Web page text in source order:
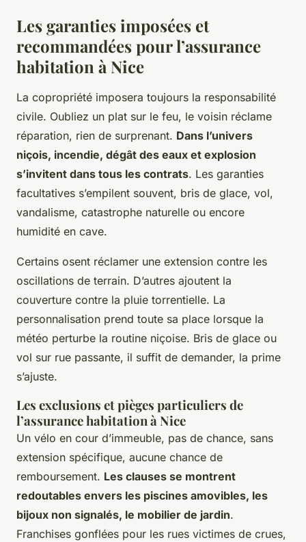
Les garanties imposées et
recommandées pour l’assurance
habitation à Nice
La copropriété imposera toujours la responsabilité
civile. Oubliez un plat sur le feu, le voisin réclame
réparation, rien de surprenant. Dans l’univers
niçois, incendie, dégât des eaux et explosion
s’invitent dans tous les contrats. Les garanties
facultatives s’empilent souvent, bris de glace, vol,
vandalisme, catastrophe naturelle ou encore
humidité en cave.
Certains osent réclamer une extension contre les
oscillations de terrain. D’autres ajoutent la
couverture contre la pluie torrentielle. La
personnalisation prend toute sa place lorsque la
météo perturbe la routine niçoise. Bris de glace ou
vol sur rue passante, il suffit de demander, la prime
s’ajuste.
Les exclusions et pièges particuliers de
l’assurance habitation à Nice
Un vélo en cour d’immeuble, pas de chance, sans
extension spécifique, aucune chance de
remboursement. Les clauses se montrent
redoutables envers les piscines amovibles, les
bijoux non signalés, le mobilier de jardin.
Franchises gonflées pour les rues victimes de crues,